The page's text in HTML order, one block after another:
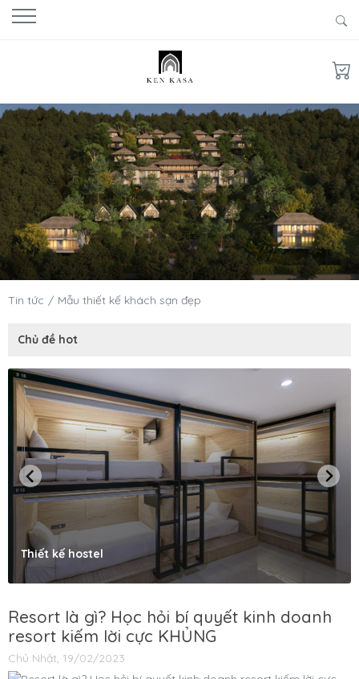
Tin tức Mẫu thiết kế khách sạn đẹp
Chủ đề hot
Thiết kế hostel
Resort là gì? Học hỏi bí quyết kinh doanh
resort kiếm lời cực KHỦNG
Chủ Nhật, 19/02/2023